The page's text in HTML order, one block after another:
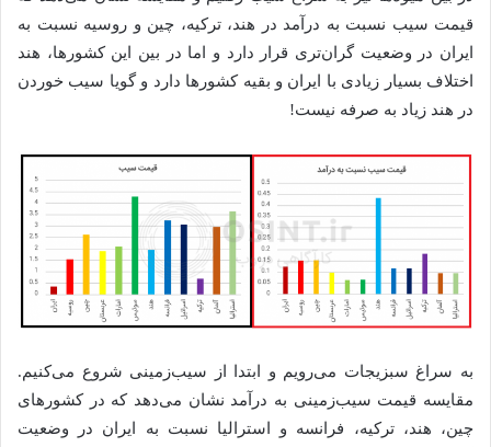
قیمت سیب نسبت به درآمد در هند، ترکیه، چین و روسیه نسبت به
ایران در وضعیت گران‌تری قرار دارد و اما در بین این کشورها، هند
اختلاف بسیار زیادی با ایران و بقیه کشورها دارد و گویا سیب خوردن
در هند زیاد به صرفه نیست!
به سراغ سبزیجات می‌رویم و ابتدا از سیب‌زمینی شروع می‌کنیم.
مقایسه قیمت سیب‌زمینی به درآمد نشان می‌دهد که در کشورهای
چین، هند، ترکیه، فرانسه و استرالیا نسبت به ایران در وضعیت